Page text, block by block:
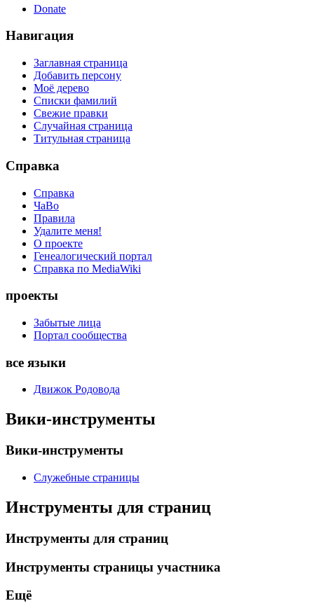
Donate
Навигация
Заглавная страница
Добавить персону
Моё дерево
Списки фамилий
Свежие правки
Случайная страница
Титульная страница
Справка
Справка
ЧаВо
Правила
Удалите меня!
О проекте
Генеалогический портал
Справка по MediaWiki
проекты
Забытые лица
Портал сообщества
все языки
Движок Родовода
Вики-инструменты
Вики-инструменты
Служебные страницы
Инструменты для страниц
Инструменты для страниц
Инструменты страницы участника
Ещё